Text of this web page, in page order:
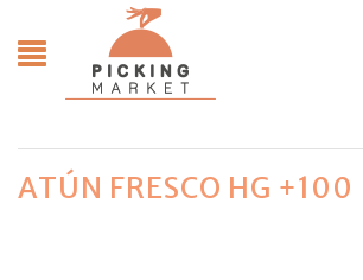
ATÚN FRESCO HG +100